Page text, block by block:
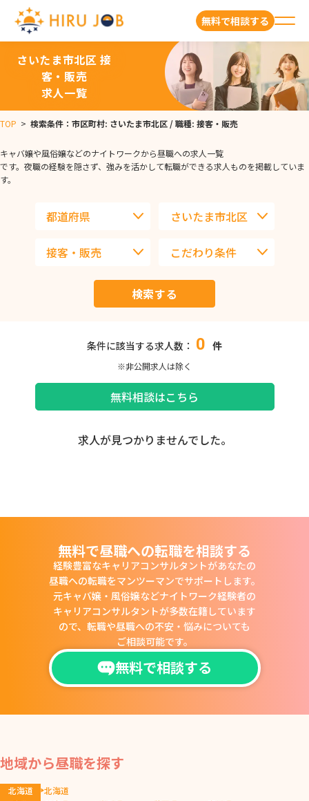
無料で相談する
さいたま市北区 接
客・販売
求人一覧
TOP > 検索条件：市区町村: さいたま市北区 / 職種: 接客・販売
キャバ嬢や風俗嬢などのナイトワークから昼職への求人一覧
です。夜職の経験を隠さず、強みを活かして転職ができる求人ものを掲載していま
す。
検索する
条件に該当する求人数： 0件
※非公開求人は除く
無料相談はこちら
求人が見つかりませんでした。
無料で昼職への転職を相談する
経験豊富なキャリアコンサルタントがあなたの
昼職への転職をマンツーマンでサポートします。
元キャバ嬢・風俗嬢などナイトワーク経験者の
キャリアコンサルタントが多数在籍しています
ので、 転職や昼職への不安・悩みについても
ご相談可能です。
無料で相談する
地域から昼職を探す
北海道
北海道